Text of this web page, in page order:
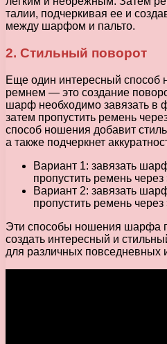
талии, подчеркивая ее и
между шарфом и пальто.
2. Стильный поворот
Еще один интересный
ремнем — это создание
шарф необходимо завязать в
затем пропустить ремень
способ ношения добавит
а также подчеркнет
Вариант 1: завязать
пропустить ремень через
Вариант 2: завязать
пропустить ремень через
Эти способы ношения шарфа
создать интересный и
для различных повседневных